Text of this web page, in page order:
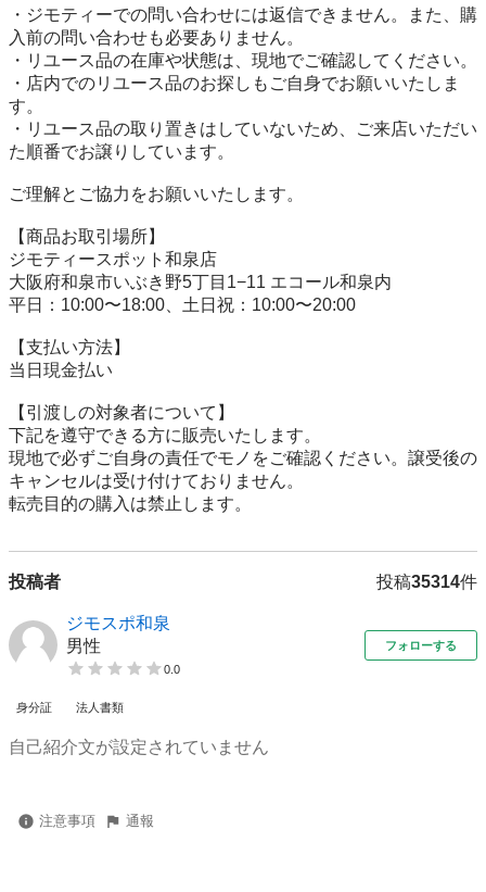
・ジモティーでの問い合わせには返信できません。また、購
入前の問い合わせも必要ありません。
・リユース品の在庫や状態は、現地でご確認してください。
・店内でのリユース品のお探しもご自身でお願いいたしま
す。
・リユース品の取り置きはしていないため、ご来店いただい
た順番でお譲りしています。
ご理解とご協力をお願いいたします。
【商品お取引場所】
ジモティースポット和泉店
大阪府和泉市いぶき野5丁目1−11 エコール和泉内
平日：10:00〜18:00、土日祝：10:00〜20:00
【⽀払い⽅法】
当日現金払い
【引渡しの対象者について】
下記を遵守できる⽅に販売いたします。
現地で必ずご⾃⾝の責任でモノをご確認ください。譲受後の
キャンセルは受け付けておりません。
転売⽬的の購⼊は禁⽌します。
投稿者 投稿35314件
ジモスポ和泉
男性
0.0
フォローする
身分証 法人書類
自己紹介文が設定されていません
注意事項 通報